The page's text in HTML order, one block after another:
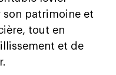
patrimoine et
tout en
et de